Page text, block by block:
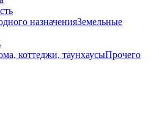
назначенияЗемельные
коттеджи, таунхаусыПрочего